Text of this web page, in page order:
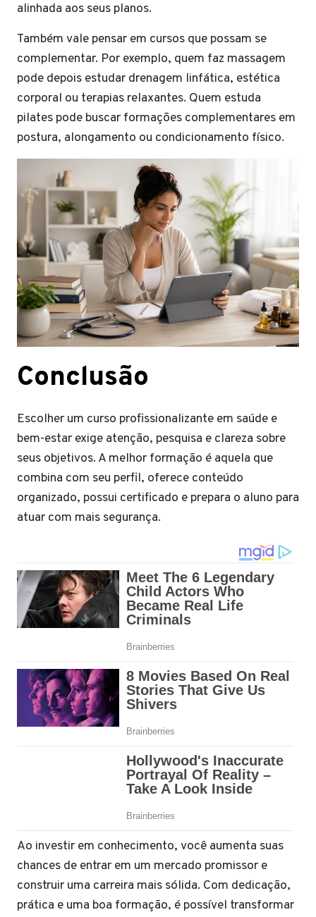
alinhada aos seus planos.
Também vale pensar em cursos que possam se
complementar. Por exemplo, quem faz massagem
pode depois estudar drenagem linfática, estética
corporal ou terapias relaxantes. Quem estuda
pilates pode buscar formações complementares em
postura, alongamento ou condicionamento físico.
Conclusão
Escolher um curso profissionalizante em saúde e
bem-estar exige atenção, pesquisa e clareza sobre
seus objetivos. A melhor formação é aquela que
combina com seu perfil, oferece conteúdo
organizado, possui certificado e prepara o aluno para
atuar com mais segurança.
Ao investir em conhecimento, você aumenta suas
chances de entrar em um mercado promissor e
construir uma carreira mais sólida. Com dedicação,
prática e uma boa formação, é possível transformar